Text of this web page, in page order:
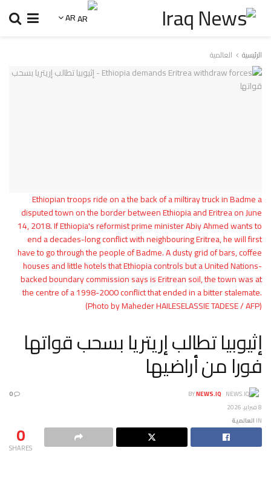
AR
الرئيسية العالمية
Ethiopian troops ride on a the back of a miltiray truck in Badme a
disputed town on the border between Ethiopia and Eritrea on June
14, 2018. If Ethiopia's reformist prime minister Abiy Ahmed wants to
end a decades-long conflict with neighbouring Eritrea, he will first
have to go through the people of Badme. A dusty grid of bars, coffee
houses and little hotels that Ethiopia controls but a United Nations-
backed boundary commission says is Eritrean soil, the town was at
the centre of a 1998-2000 conflict that ended in a bitter stalemate.
(Photo by Maheder HAILESELASSIE TADESE / AFP)
إثيوبيا تطالب إريتريا بسحب قواتها
فورا من أراضيها
BYNEWS.IQ
8 فبراير، 2026
IN العالمية 0
SHARES